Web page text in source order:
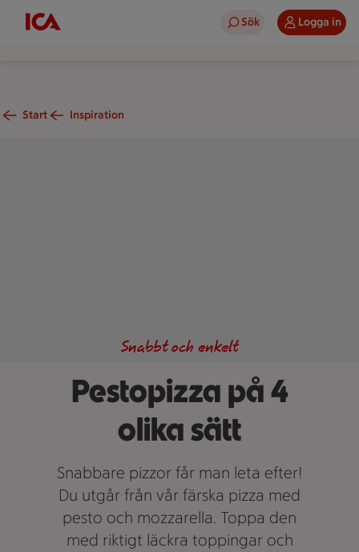
Sök Logga in
Start Inspiration
Pestopizza på 4
olika sätt
Snabbt och enkelt
Snabbare pizzor får man leta efter!
Du utgår från vår färska pizza med
pesto och mozzarella. Toppa den
med riktigt läckra toppingar och